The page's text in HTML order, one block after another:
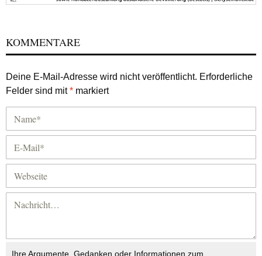
KOMMENTARE
Deine E-Mail-Adresse wird nicht veröffentlicht. Erforderliche
Felder sind mit* markiert
Ihre Argumente, Gedanken oder Informationen zum